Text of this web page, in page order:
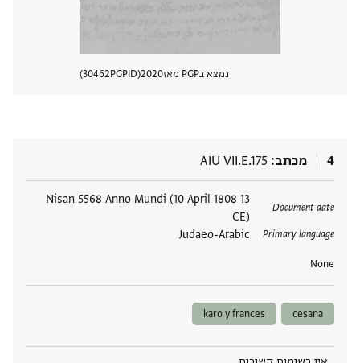
נמצא בPGP מאז 2020
PGPID
30462
4 מכתב AIU VII.E.175
Document date
13 Nisan 5568 Anno Mundi (10 April 1808
CE)
Primary language
Judaeo-Arabic
None
תגים
cesana
karo y frances